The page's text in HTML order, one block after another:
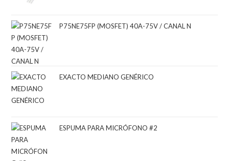
P75NE75FP (MOSFET) 40A-75V / CANAL N
EXACTO MEDIANO GENÉRICO
ESPUMA PARA MICRÓFONO #2